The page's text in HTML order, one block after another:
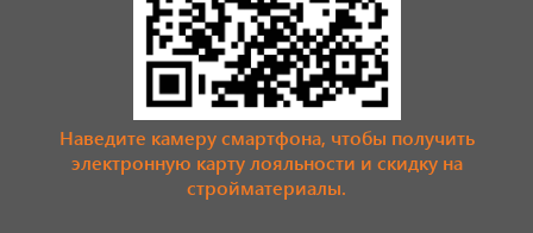
Наведите камеру смартфона, чтобы получить
электронную карту лояльности и скидку на
стройматериалы.